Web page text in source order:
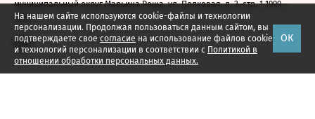
На нашем сайте используются cookie-файлы и технологии
персонализации. Продолжая пользоваться данным сайтом, вы
подтверждаете свое согласие на использование файлов cookie
и технологий персонализации в соответствии с Политикой в
отношении обработки персональных данных.
ОК
муниципальный округ Марьина Роща, ул. Полковая, д. 3, стр. 1 1999—
2026